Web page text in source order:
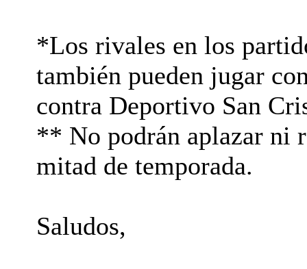
*Los rivales en los
también pueden jugar
contra Deportivo San
** No podrán aplazar ni
mitad de temporada.
Saludos,